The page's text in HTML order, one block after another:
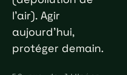
l'air). Agir
aujourd'hui,
protéger demain.